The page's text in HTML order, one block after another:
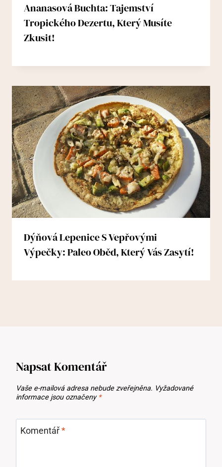
Ananasová Buchta: Tajemství
Tropického Dezertu, Který Musíte
Zkusit!
Dýňová Lepenice S Vepřovými
Výpečky: Paleo Oběd, Který Vás Zasytí!
Napsat Komentář
Vaše e-mailová adresa nebude zveřejněna. Vyžadované
informace jsou označeny *
Komentář*